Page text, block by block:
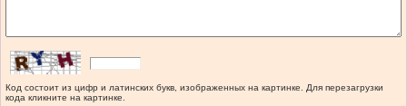
Код состоит из цифр и латинских букв, изображенных на картинке. Для перезагрузки
кода кликните на картинке.